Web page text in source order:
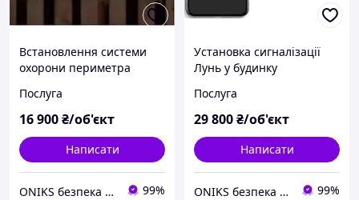
Встановлення системи
охорони периметра
Послуга
16 900₴/об'єкт
Написати
ONIKS безпека та комфорт 99%
Установка сигналізації
Лунь у будинку
Послуга
29 800₴/об'єкт
Написати
ONIKS безпека та комфорт 99%